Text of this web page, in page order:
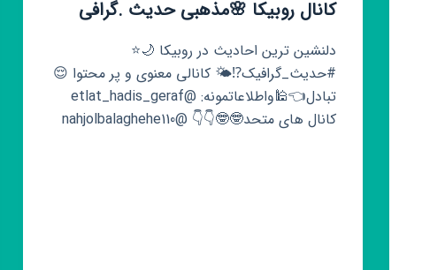
کانال روبیکا 🌸مذهبی حدیث .گرافی
دلنشین ترین احادیث در روبیکا 🌙⭐️
#حدیث_گرافیک⁉️🌤 کانالی معنوی و پر محتوا 😌
تبادل👈🕌واطلاعاتمونه: @etlat_hadis_geraf
کانال های متحد🤓🤓👇👇 @nahjolbalaghehe110